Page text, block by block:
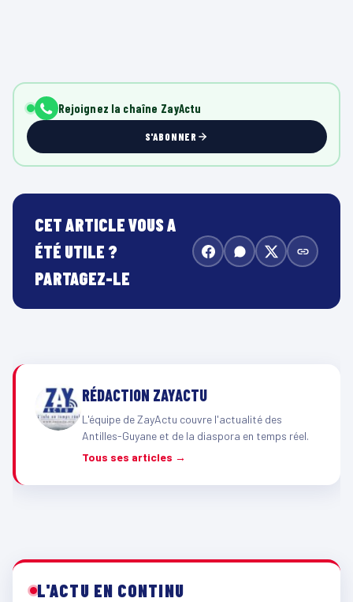
Rejoignez la chaîne ZayActu
S'ABONNER
CET ARTICLE VOUS A
ÉTÉ UTILE ?
PARTAGEZ-LE
RÉDACTION ZAYACTU
L'équipe de ZayActu couvre l'actualité des
Antilles-Guyane et de la diaspora en temps réel.
Tous ses articles →
L'ACTU EN CONTINU